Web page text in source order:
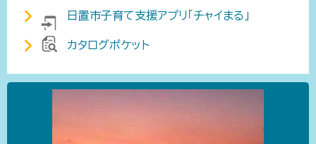
日置市子育て支援アプリ「チャイまる」
カタログポケット